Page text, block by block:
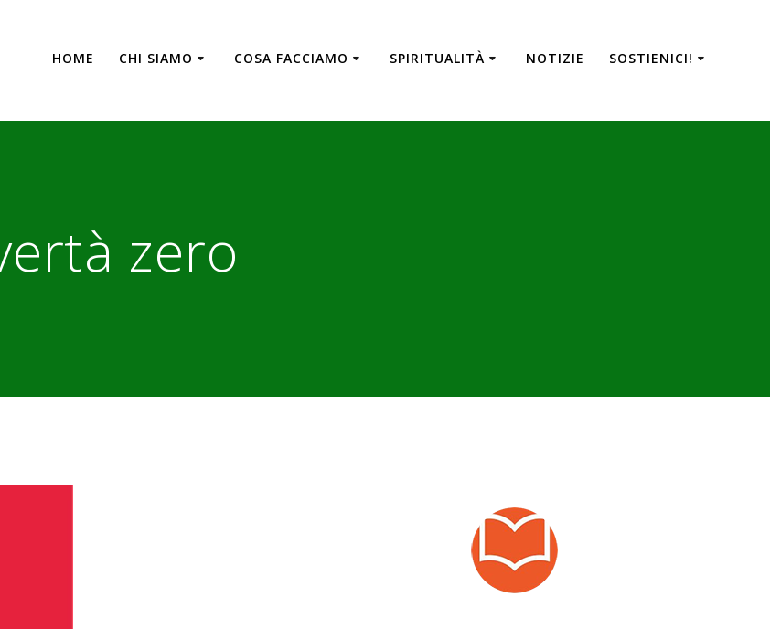
HOME CHI SIAMO COSA FACCIAMO SPIRITUALITÀ NOTIZIE SOSTIENICI!
zero